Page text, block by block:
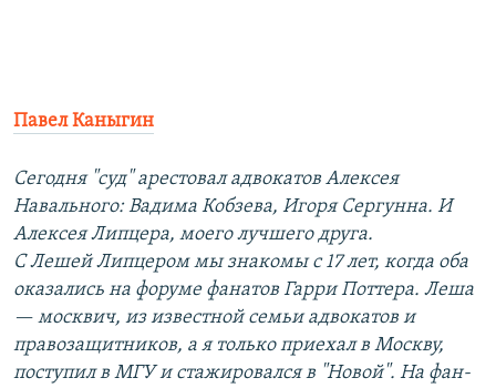
Павел Каныгин
Сегодня "суд" арестовал адвокатов Алексея
Навального: Вадима Кобзева, Игоря Сергунна. И
Алексея Липцера, моего лучшего друга.
С Лешей Липцером мы знакомы с 17 лет, когда оба
оказались на форуме фанатов Гарри Поттера. Леша
— москвич, из известной семьи адвокатов и
правозащитников, а я только приехал в Москву,
поступил в МГУ и стажировался в "Новой". На фан-